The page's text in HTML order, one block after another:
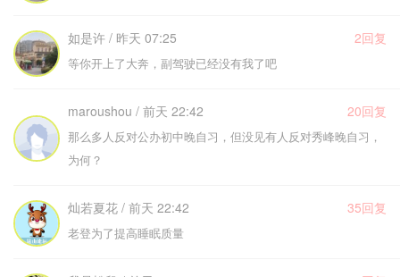
如是许 / 昨天 07:25 2回复
等你开上了大奔，副驾驶已经没有我了吧
maroushou / 前天 22:42 20回复
那么多人反对公办初中晚自习，但没见有人反对秀峰晚自习，
为何？
灿若夏花 / 前天 22:42 35回复
老登为了提高睡眠质量